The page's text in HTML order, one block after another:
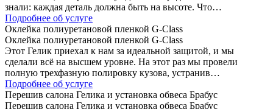
знали: каждая деталь должна быть на высоте. Что…
Подробнее об услуге
Оклейка полиуретановой пленкой G-Class
Оклейка полиуретановой пленкой G-Class
Этот Гелик приехал к нам за идеальной защитой, и мы
сделали всё на высшем уровне. На этот раз мы провели
полную трехфазную полировку кузова, устранив…
Подробнее об услуге
Перешив салона Гелика и установка обвеса Брабус
Перешив салона Гелика и установка обвеса Брабус